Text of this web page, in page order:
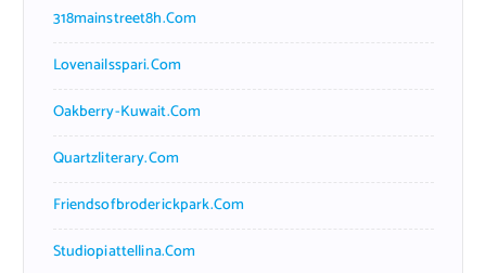
318mainstreet8h.com
Lovenailsspari.com
Oakberry-Kuwait.com
Quartzliterary.com
Friendsofbroderickpark.com
Studiopiattellina.com